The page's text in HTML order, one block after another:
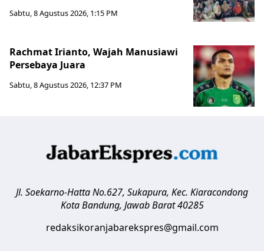
Sabtu, 8 Agustus 2026, 1:15 PM
Rachmat Irianto, Wajah Manusiawi
Persebaya Juara
Sabtu, 8 Agustus 2026, 12:37 PM
Jl. Soekarno-Hatta No.627, Sukapura, Kec. Kiaracondong
Kota Bandung, Jawab Barat 40285
redaksikoranjabarekspres@gmail.com